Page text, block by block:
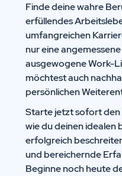
Finde deine wahre
erfüllendes
umfangreichen
nur eine
ausgewogene Work-
möchtest auch
persönlichen
Starte jetzt sofort
wie du deinen idealen
erfolgreich
und bereichernde
Beginne noch heute